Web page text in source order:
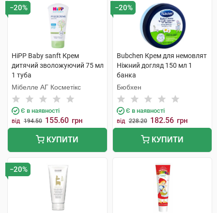
−20%
HiPP Baby sanft Крем
дитячий зволожуючий 75 мл
1 туба
Мібелле АГ Косметікс
Є в наявності
від 194.50 155.60 грн
КУПИТИ
−20%
Bubchen Крем для немовлят
Ніжний догляд 150 мл 1
банка
Бюбхен
Є в наявності
від 228.20 182.56 грн
КУПИТИ
−20%